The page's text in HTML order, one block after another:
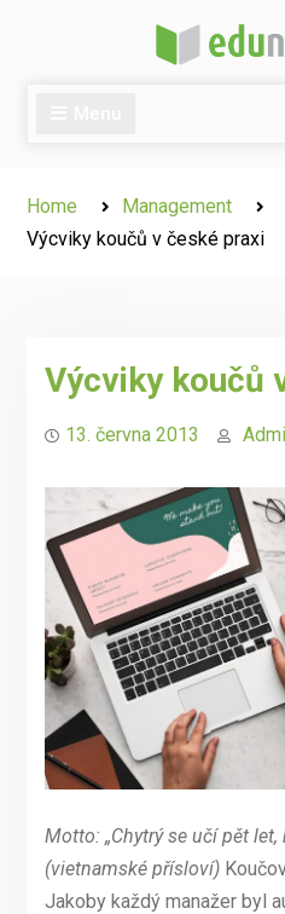
Home
Management
Výcviky koučů v české praxi
Výcviky koučů
13. června 2013
Motto: „Chytrý se učí pět
(vietnamské přísloví)
Jakoby každý manažer byl